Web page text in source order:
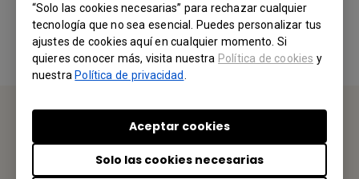
“Solo las cookies necesarias” para rechazar cualquier
tecnología que no sea esencial. Puedes personalizar tus
ajustes de cookies aquí en cualquier momento. Si
quieres conocer más, visita nuestra Política de cookies y
nuestraPolítica de privacidad
Solo las cookies necesarias
Aceptar cookies
Sí No
CONTÁCTENOS